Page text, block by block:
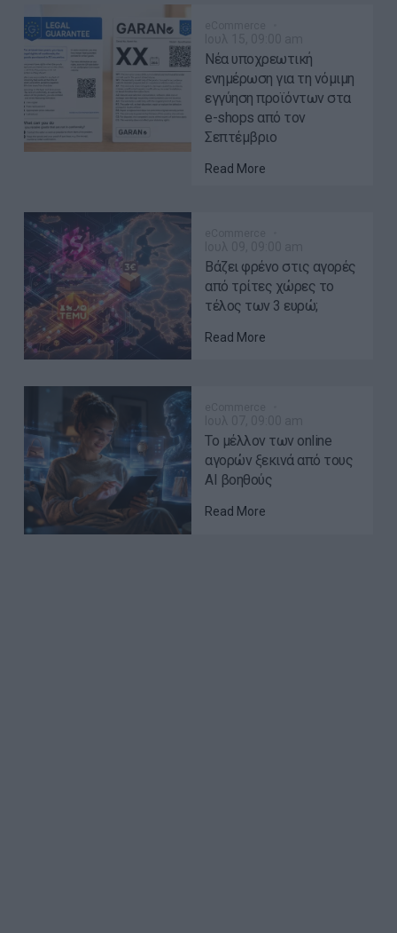
Νέα υποχρεωτική
ενημέρωση για τη νόμιμη
εγγύηση προϊόντων στα
e-shops από τον
Σεπτέμβριο
Read More
Βάζει φρένο στις αγορές
από τρίτες χώρες το
τέλος των 3 ευρώ;
Read More
Το μέλλον των online
αγορών ξεκινά από τους
AI βοηθούς
Read More